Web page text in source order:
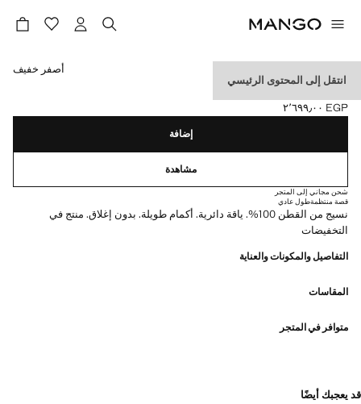
انتقل إلى المحتوى الرئيسي
سترة قطنية برقبة دائرية
السعر الحالي [EGP ٢٬٦٩٩٫٠٠ ]
EGP ٢٬٦٩٩٫٠٠
حدد اللون
أصفر خفيف
إضافة
مشاهدة
شحن مجاني إلى المتجر
قصة منتظمةطول عادي
نسيج من القطن 100%. ياقة دائرية. أكمام طويلة. بدون إغلاق. منتج في
التخفيضات
التفاصيل والمكونات والعناية
المقاسات
متوافر في المتجر
قد يعجبك أيضًا